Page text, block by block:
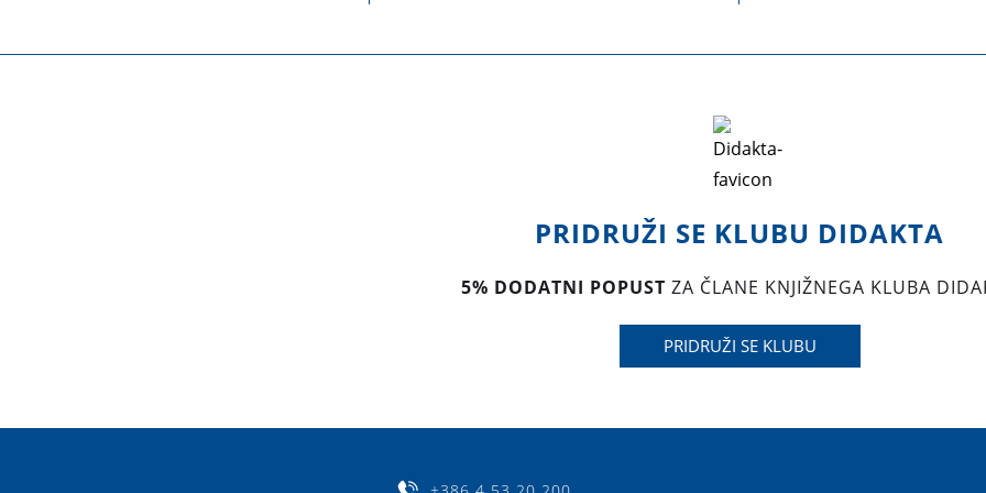
PRIDRUŽI SE KLUBU DIDAKTA
5% DODATNI POPUST ZA ČLANE KNJIŽNEGA KLUBA
PRIDRUŽI SE KLUBU